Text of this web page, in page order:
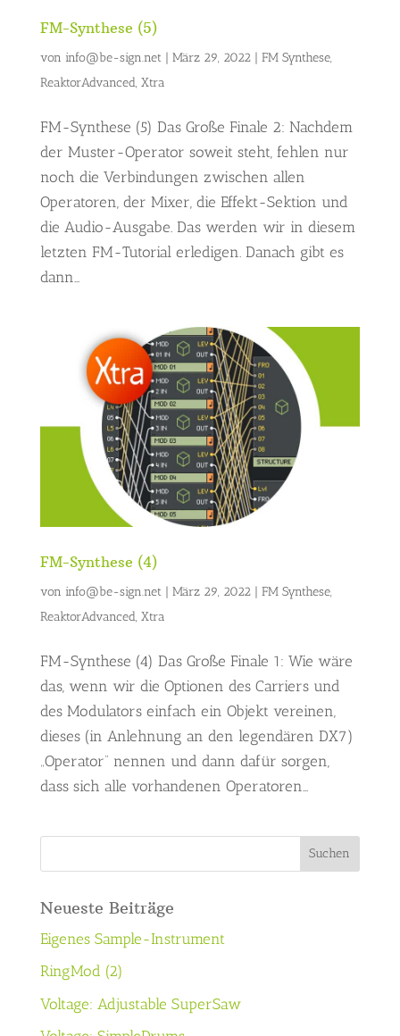
FM-Synthese (5)
von info@be-sign.net| März 29, 2022| FM Synthese,
ReaktorAdvanced, Xtra
FM-Synthese (5) Das Große Finale 2: Nachdem
der Muster-Operator soweit steht, fehlen nur
noch die Verbindungen zwischen allen
Operatoren, der Mixer, die Effekt-Sektion und
die Audio-Ausgabe. Das werden wir in diesem
letzten FM-Tutorial erledigen. Danach gibt es
dann...
FM-Synthese (4)
von info@be-sign.net| März 29, 2022| FM Synthese,
ReaktorAdvanced, Xtra
FM-Synthese (4) Das Große Finale 1: Wie wäre
das, wenn wir die Optionen des Carriers und
des Modulators einfach ein Objekt vereinen,
dieses (in Anlehnung an den legendären DX7)
„Operator“ nennen und dann dafür sorgen,
dass sich alle vorhandenen Operatoren...
Neueste Beiträge
Eigenes Sample-Instrument
RingMod (2)
Voltage: Adjustable SuperSaw